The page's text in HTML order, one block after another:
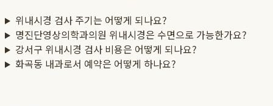
위내시경 검사 주기는 어떻게 되나요?
명진단영상의학과의원 위내시경은 수면으로 가능한가요?
강서구 위내시경 검사 비용은 어떻게 되나요?
화곡동 내과로서 예약은 어떻게 하나요?